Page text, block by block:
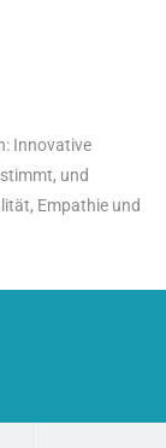
Innovative
und
Empathie und